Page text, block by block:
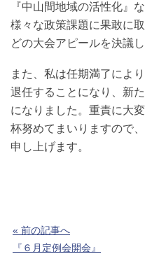
『中山間地域の活性化』
様々な政策課題に果敢に
どの大会アピールを決議し
また、私は任期満了によ
退任することになり、新
になりました。重責に大
杯努めてまいりますので
申し上げます。
« 前の記事へ
『６月定例会開会』